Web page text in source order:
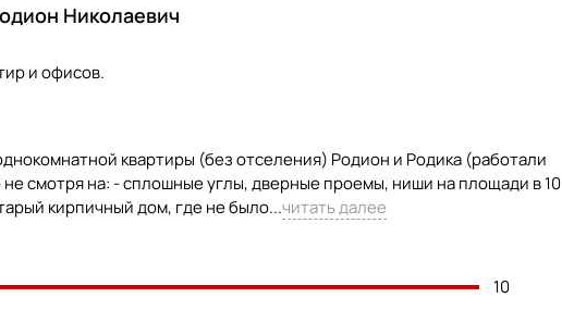
Николаевич
и офисов.
квартиры (без отселения) Родион и Родика (работали
смотря на: - сплошные углы, дверные проемы, ниши на площади в 10
кирпичный дом, где не было...читать далее
10